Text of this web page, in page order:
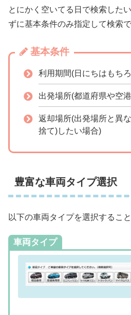
とにかく空いてる日で検索した
ずに基本条件のみ指定して検索で
基本条件
利用期間(日にちはもち
出発場所(都道府県や空
返却場所(出発場所と異
捨て)したい場合)
豊富な車両タイプ選択
以下の車両タイプを選択するこ
車両タイプ